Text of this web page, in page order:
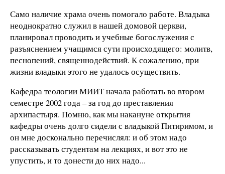
Само наличие храма очень помогало работе. Владыка
неоднократно служил в нашей домовой церкви,
планировал проводить и учебные богослужения с
разъяснением учащимся сути происходящего: молитв,
песнопений, священнодействий. К сожалению, при
жизни владыки этого не удалось осуществить.
Кафедра теологии МИИТ начала работать во втором
семестре 2002 года – за год до преставления
архипастыря. Помню, как мы накануне открытия
кафедры очень долго сидели с владыкой Питиримом, и
он мне досконально перечислял: и об этом надо
рассказывать студентам на лекциях, и вот это не
упустить, и то донести до них надо...